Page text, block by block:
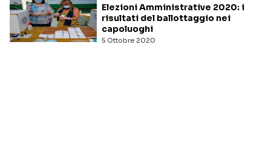
5 Ottobre 2020
Elezioni Amministrative 2020: i
risultati del ballottaggio nei
capoluoghi